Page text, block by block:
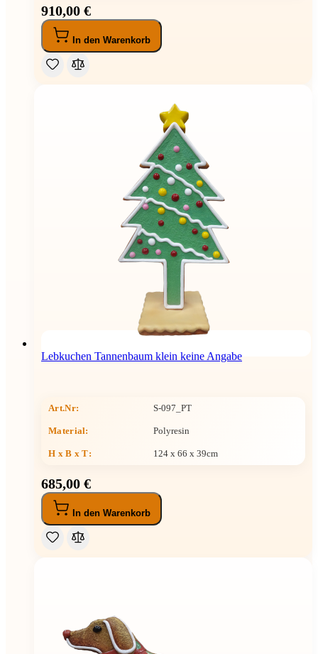
910,00 €
In den Warenkorb
Lebkuchen Tannenbaum klein keine Angabe
Art.Nr: S-097_PT
Material: Polyresin
H x B x T: 124 x 66 x 39cm
685,00 €
In den Warenkorb